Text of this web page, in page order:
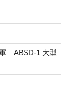
ABSD-1 大型